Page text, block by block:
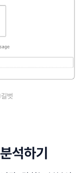
벗
석하기